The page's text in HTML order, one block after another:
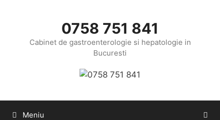
0758 751 841
Cabinet de gastroenterologie si hepatologie in
Bucuresti
Meniu